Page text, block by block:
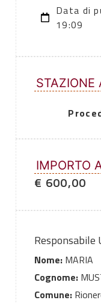
Data di
19:09
STAZIONE
IMPORTO
€ 600,00
Responsabile
Nome: MARIA
Cognome:
Comune: